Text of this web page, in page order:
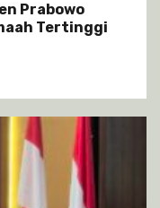
Prabowo
Tertinggi